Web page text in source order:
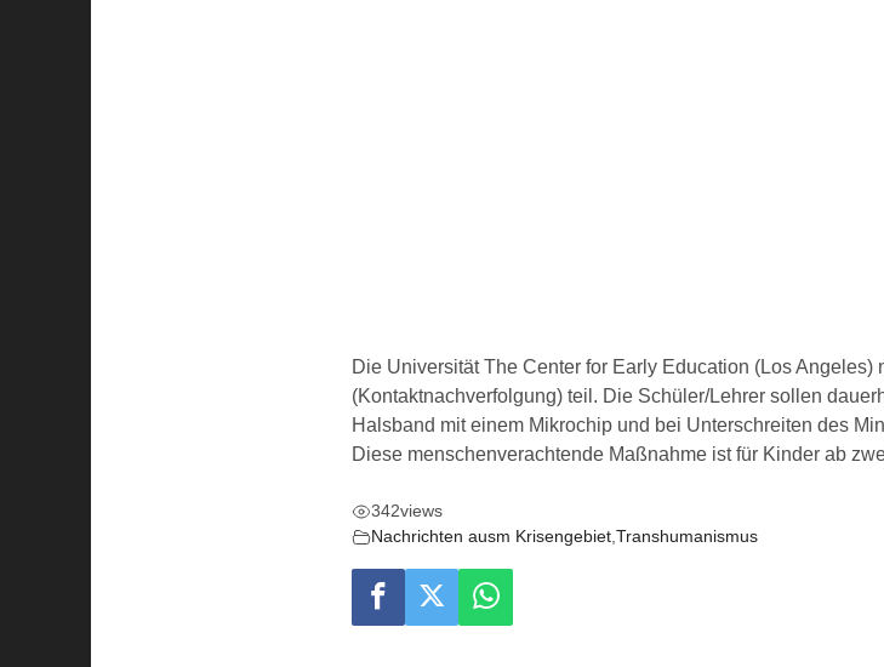
Die Universität The Center for Early Education (Los
(Kontaktnachverfolgung) teil. Die Schüler/Lehrer sollen
Halsband mit einem Mikrochip und bei Unterschreiten des
Diese menschenverachtende Maßnahme ist für Kinder ab
342views
Nachrichten ausm Krisengebiet, Transhumanismus